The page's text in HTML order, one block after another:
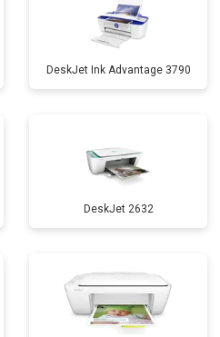
DeskJet Ink Advantage 3790
DeskJet 2632